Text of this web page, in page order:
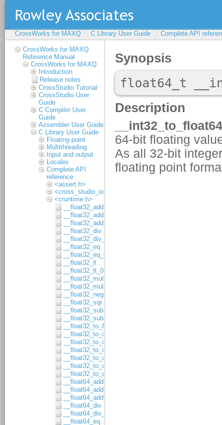
CrossWorks for MAXQ C Library User Guide Complete API
CrossWorks for MAXQ
Reference Manual
CrossWorks for MAXQ
Introduction
Release notes
CrossStudio Tutorial
CrossStudio User
Guide
C Compiler User
Guide
Assembler User Guide
C Library User Guide
Floating point
Multithreading
Input and output
Locales
Complete API
reference
<assert.h>
<cross_studio_io.h>
<cruntime.h>
__float32_add
__float32_add_1
__float32_add_asgn
__float32_div
__float32_div_asgn
__float32_eq
__float32_eq_0
__float32_lt
__float32_lt_0
__float32_mul
__float32_mul_asgn
__float32_neg
__float32_sqr
__float32_sub
__float32_sub_asgn
__float32_to_float64
__float32_to_int16
__float32_to_int32
__float32_to_int64
__float32_to_uint16
__float32_to_uint32
__float32_to_uint64
__float64_add
__float64_add_1
__float64_add_asgn
__float64_div
__float64_div_asgn
__float64_eq